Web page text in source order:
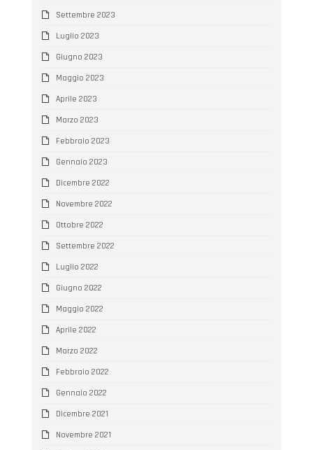
Settembre 2023
Luglio 2023
Giugno 2023
Maggio 2023
Aprile 2023
Marzo 2023
Febbraio 2023
Gennaio 2023
Dicembre 2022
Novembre 2022
Ottobre 2022
Settembre 2022
Luglio 2022
Giugno 2022
Maggio 2022
Aprile 2022
Marzo 2022
Febbraio 2022
Gennaio 2022
Dicembre 2021
Novembre 2021